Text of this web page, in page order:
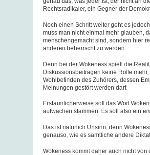
Rechtsradikaler, ein Gegner der
Noch einen Schritt weiter geht es
muss man nicht einmal mehr glauben,
menschengemacht sind, sondern hier
anderen beherrscht zu werden.
Denn bei der Wokeness spielt die
Diskussionsbeiträgen keine Rolle
Wohlbefinden des Zuhörers, dessen
Meinungen gestört werden darf.
Erstaunlicherweise soll das Wort
aufwachen stammen. Es soll also ein
Das ist natürlich Unsinn, denn
genauso, wie es sämtliche andere
Wokeness kommt daher auch nicht